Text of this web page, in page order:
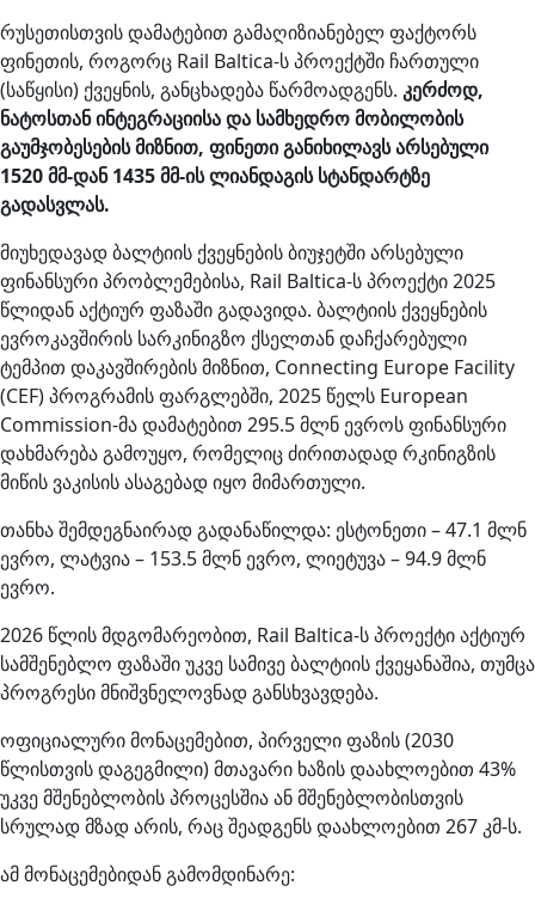
რუსეთისთვის დამატებით გამაღიზიანებელ ფაქტორს
ფინეთის, როგორც Rail Baltica-ს პროექტში ჩართული
(საწყისი) ქვეყნის, განცხადება წარმოადგენს. კერძოდ,
ნატოსთან ინტეგრაციისა და სამხედრო მობილობის
გაუმჯობესების მიზნით, ფინეთი განიხილავს არსებული
1520 მმ-დან 1435 მმ-ის ლიანდაგის სტანდარტზე
გადასვლას.
მიუხედავად ბალტიის ქვეყნების ბიუჯეტში არსებული
ფინანსური პრობლემებისა, Rail Baltica-ს პროექტი 2025
წლიდან აქტიურ ფაზაში გადავიდა. ბალტიის ქვეყნების
ევროკავშირის სარკინიგზო ქსელთან დაჩქარებული
ტემპით დაკავშირების მიზნით, Connecting Europe Facility
(CEF) პროგრამის ფარგლებში, 2025 წელს European
Commission-მა დამატებით 295.5 მლნ ევროს ფინანსური
დახმარება გამოუყო, რომელიც ძირითადად რკინიგზის
მიწის ვაკისის ასაგებად იყო მიმართული.
თანხა შემდეგნაირად გადანაწილდა: ესტონეთი – 47.1 მლნ
ევრო, ლატვია – 153.5 მლნ ევრო, ლიეტუვა – 94.9 მლნ
ევრო.
2026 წლის მდგომარეობით, Rail Baltica-ს პროექტი აქტიურ
სამშენებლო ფაზაში უკვე სამივე ბალტიის ქვეყანაშია, თუმცა
პროგრესი მნიშვნელოვნად განსხვავდება.
ოფიციალური მონაცემებით, პირველი ფაზის (2030
წლისთვის დაგეგმილი) მთავარი ხაზის დაახლოებით 43%
უკვე მშენებლობის პროცესშია ან მშენებლობისთვის
სრულად მზად არის, რაც შეადგენს დაახლოებით 267 კმ-ს.
ამ მონაცემებიდან გამომდინარე: